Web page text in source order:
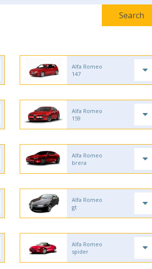
Alfa Romeo
147
Alfa Romeo
159
Alfa Romeo
brera
Alfa Romeo
gt
Alfa Romeo
spider